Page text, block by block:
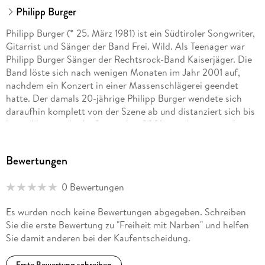
Philipp Burger
Philipp Burger (* 25. März 1981) ist ein Südtiroler Songwriter,
Gitarrist und Sänger der Band Frei. Wild. Als Teenager war
Philipp Burger Sänger der Rechtsrock-Band Kaiserjäger. Die
Band löste sich nach wenigen Monaten im Jahr 2001 auf,
nachdem ein Konzert in einer Massenschlägerei geendet
hatte. Der damals 20-jährige Philipp Burger wendete sich
daraufhin komplett von der Szene ab und distanziert sich bis
heute klar von ihr. Im September 2001 gründete er mit Jonas
Label Rookies & Kings bisher 17 Studioalben, gewannen den
und füllen die großen Arenen. Neben Frei. Wild rief Burger
multinationale Band, deren Erlöse sozialen Projekten
zugutekommen. Er agiert aber auch als Songwriter für
bekannte Größen der deutschen Musikindustrie und ist
Mitorganisator des größten Festivals in Norditalien, dem
Bewertungen
0 Bewertungen
Es wurden noch keine Bewertungen abgegeben. Schreiben
Sie die erste Bewertung zu "Freiheit mit Narben" und helfen
Sie damit anderen bei der Kaufentscheidung.